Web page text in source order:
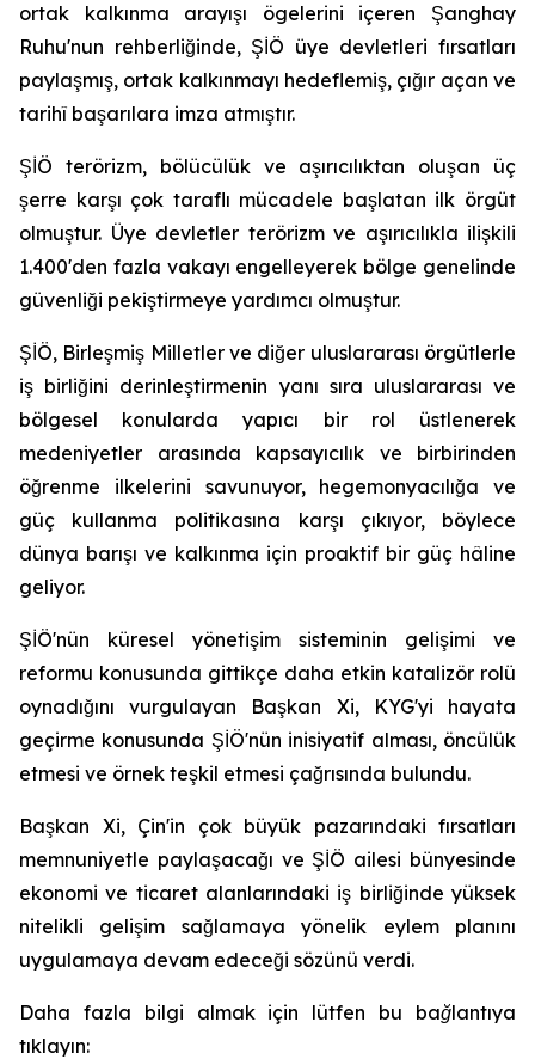
ortak kalkınma arayışı ögelerini içeren Şanghay
Ruhu'nun rehberliğinde, ŞİÖ üye devletleri fırsatları
paylaşmış, ortak kalkınmayı hedeflemiş, çığır açan ve
tarihî başarılara imza atmıştır.
ŞİÖ terörizm, bölücülük ve aşırıcılıktan oluşan üç
şerre karşı çok taraflı mücadele başlatan ilk örgüt
olmuştur. Üye devletler terörizm ve aşırıcılıkla ilişkili
1.400'den fazla vakayı engelleyerek bölge genelinde
güvenliği pekiştirmeye yardımcı olmuştur.
ŞİÖ, Birleşmiş Milletler ve diğer uluslararası örgütlerle
iş birliğini derinleştirmenin yanı sıra uluslararası ve
bölgesel konularda yapıcı bir rol üstlenerek
medeniyetler arasında kapsayıcılık ve birbirinden
öğrenme ilkelerini savunuyor, hegemonyacılığa ve
güç kullanma politikasına karşı çıkıyor, böylece
dünya barışı ve kalkınma için proaktif bir güç hâline
geliyor.
ŞİÖ'nün küresel yönetişim sisteminin gelişimi ve
reformu konusunda gittikçe daha etkin katalizör rolü
oynadığını vurgulayan Başkan Xi, KYG'yi hayata
geçirme konusunda ŞİÖ'nün inisiyatif alması, öncülük
etmesi ve örnek teşkil etmesi çağrısında bulundu.
Başkan Xi, Çin'in çok büyük pazarındaki fırsatları
memnuniyetle paylaşacağı ve ŞİÖ ailesi bünyesinde
ekonomi ve ticaret alanlarındaki iş birliğinde yüksek
nitelikli gelişim sağlamaya yönelik eylem planını
uygulamaya devam edeceği sözünü verdi.
Daha fazla bilgi almak için lütfen bu bağlantıya
tıklayın: